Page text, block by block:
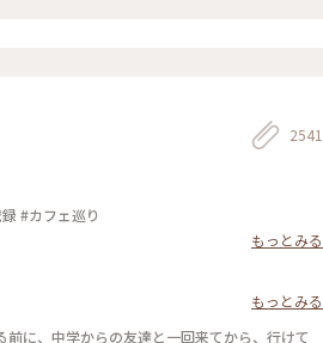
2541
抹茶館：京都河原町 ・ ほうじ茶ティラミス 煎茶🍵 ・ #外ごはん記録 #カフェ巡り
もっとみる
もっとみる